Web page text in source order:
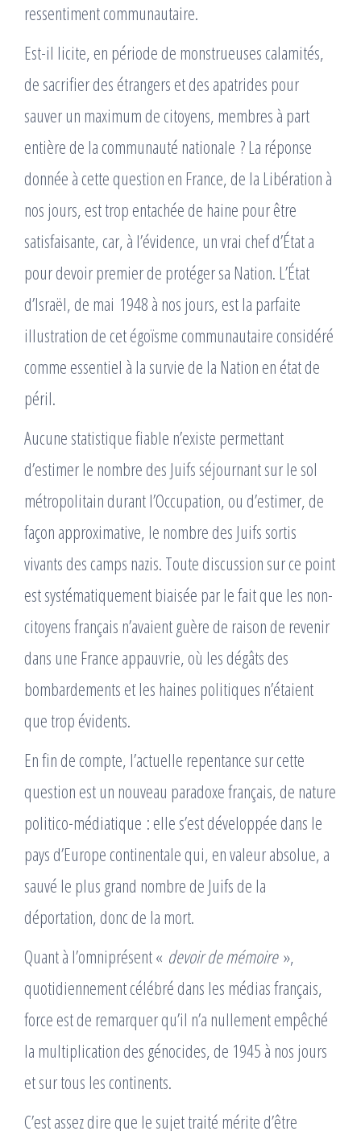
ressentiment communautaire.
Est-il licite, en période de monstrueuses calamités,
de sacrifier des étrangers et des apatrides pour
sauver un maximum de citoyens, membres à part
entière de la communauté nationale ? La réponse
donnée à cette question en France, de la Libération à
nos jours, est trop entachée de haine pour être
satisfaisante, car, à l’évidence, un vrai chef d’État a
pour devoir premier de protéger sa Nation. L’État
d’Israël, de mai 1948 à nos jours, est la parfaite
illustration de cet égoïsme communautaire considéré
comme essentiel à la survie de la Nation en état de
péril.
Aucune statistique fiable n’existe permettant
d’estimer le nombre des Juifs séjournant sur le sol
métropolitain durant l’Occupation, ou d’estimer, de
façon approximative, le nombre des Juifs sortis
vivants des camps nazis. Toute discussion sur ce point
est systématiquement biaisée par le fait que les non-
citoyens français n’avaient guère de raison de revenir
dans une France appauvrie, où les dégâts des
bombardements et les haines politiques n’étaient
que trop évidents.
En fin de compte, l’actuelle repentance sur cette
question est un nouveau paradoxe français, de nature
politico-médiatique : elle s’est développée dans le
pays d’Europe continentale qui, en valeur absolue, a
sauvé le plus grand nombre de Juifs de la
déportation, donc de la mort.
Quant à l’omniprésent « devoir de mémoire»,
quotidiennement célébré dans les médias français,
force est de remarquer qu’il n’a nullement empêché
la multiplication des génocides, de 1945 à nos jours
et sur tous les continents.
C’est assez dire que le sujet traité mérite d’être